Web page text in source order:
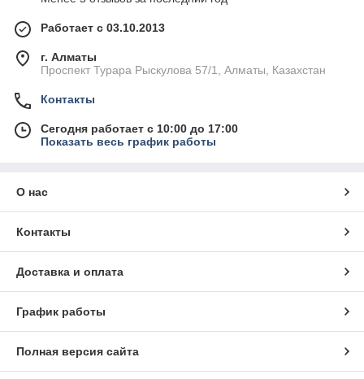
Работает с 03.10.2013
г. Алматы
Проспект Турара Рыскулова 57/1, Алматы, Казахстан
Контакты
Сегодня работает с 10:00 до 17:00
Показать весь график работы
О нас
Контакты
Доставка и оплата
График работы
Полная версия сайта